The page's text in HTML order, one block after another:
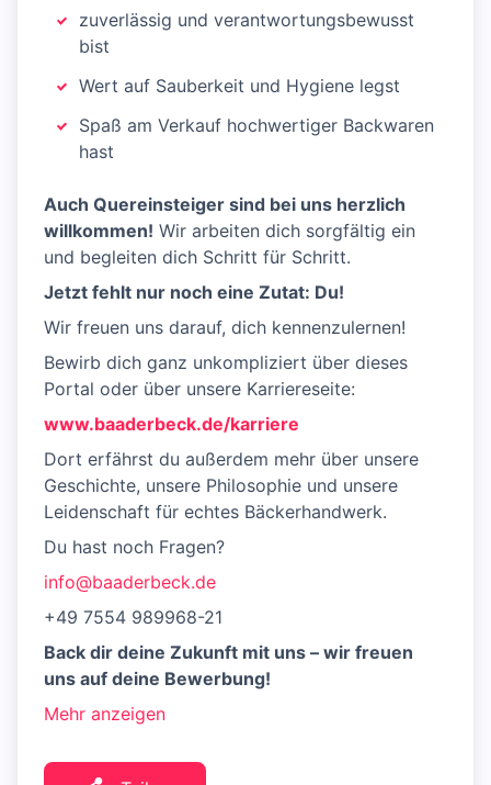
zuverlässig und verantwortungsbewusst
bist
Wert auf Sauberkeit und Hygiene legst
Spaß am Verkauf hochwertiger Backwaren
hast
Auch Quereinsteiger sind bei uns herzlich
willkommen! Wir arbeiten dich sorgfältig ein
und begleiten dich Schritt für Schritt.
Jetzt fehlt nur noch eine Zutat: Du!
Wir freuen uns darauf, dich kennenzulernen!
Bewirb dich ganz unkompliziert über dieses
Portal oder über unsere Karriereseite:
www.baaderbeck.de/karriere
Dort erfährst du außerdem mehr über unsere
Geschichte, unsere Philosophie und unsere
Leidenschaft für echtes Bäckerhandwerk.
Du hast noch Fragen?
info@baaderbeck.de
+49 7554 989968-21
Back dir deine Zukunft mit uns – wir freuen
uns auf deine Bewerbung!
Mehr anzeigen